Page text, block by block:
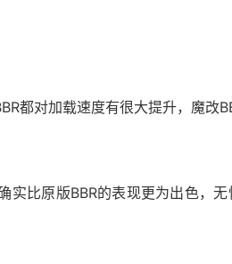
都对加载速度有很大提升，魔改
实比原版BBR的表现更为出色，